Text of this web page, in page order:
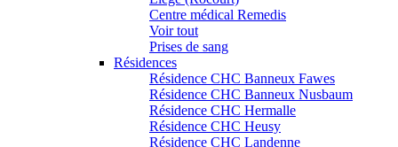
Centre médical Remedis
Voir tout
Prises de sang
Résidences
Résidence CHC Banneux Fawes
Résidence CHC Banneux Nusbaum
Résidence CHC Hermalle
Résidence CHC Heusy
Résidence CHC Landenne